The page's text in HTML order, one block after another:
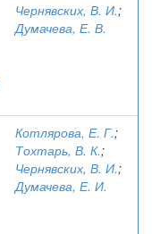
Чернявских, В. И.;
Думачева, Е. В.
Котлярова, Е. Г.;
Тохтарь, В. К.;
Чернявских, В. И.;
Думачева, Е. И.